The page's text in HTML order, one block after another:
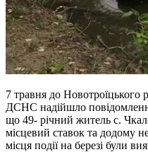
7 травня до Новотроїцького
ДСНС надійшло
що 49- річний житель с.
місцевий ставок та додому
місця події на березі були